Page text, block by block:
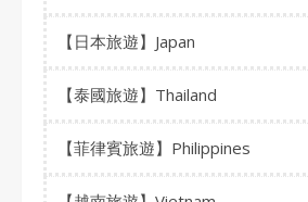
【日本旅遊】Japan
【泰國旅遊】Thailand
【菲律賓旅遊】Philippines